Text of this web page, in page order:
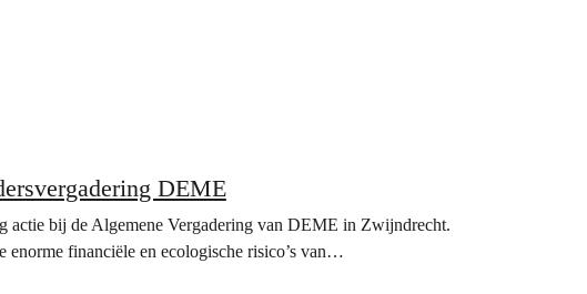
DEME
actie bij de Algemene Vergadering van DEME in Zwijndrecht.
enorme financiële en ecologische risico’s van…